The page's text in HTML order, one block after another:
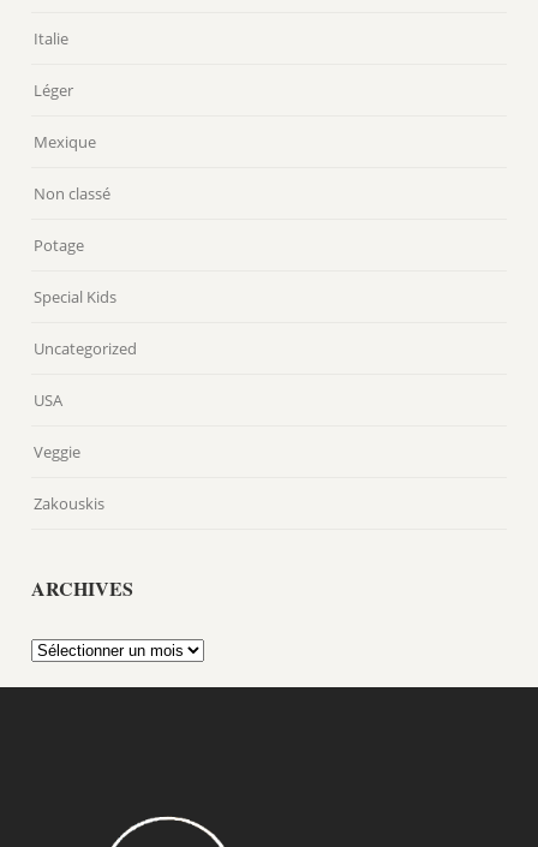
Italie
Léger
Mexique
Non classé
Potage
Special Kids
Uncategorized
USA
Veggie
Zakouskis
ARCHIVES
Archives